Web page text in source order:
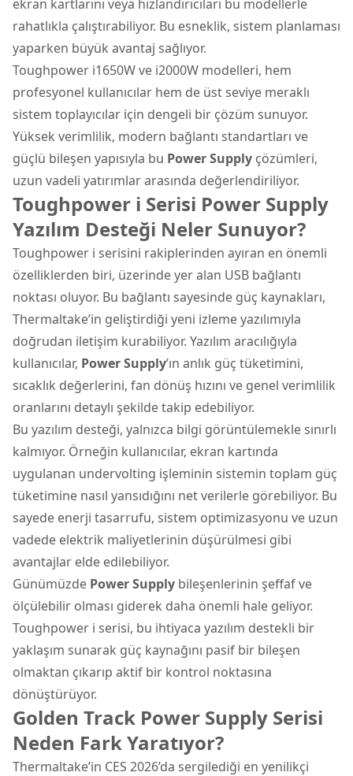
ekran kartlarını veya hızlandırıcıları bu modellerle
rahatlıkla çalıştırabiliyor. Bu esneklik, sistem planlaması
yaparken büyük avantaj sağlıyor.
Toughpower i1650W ve i2000W modelleri, hem
profesyonel kullanıcılar hem de üst seviye meraklı
sistem toplayıcılar için dengeli bir çözüm sunuyor.
Yüksek verimlilik, modern bağlantı standartları ve
güçlü bileşen yapısıyla bu Power Supply çözümleri,
uzun vadeli yatırımlar arasında değerlendiriliyor.
Toughpower i Serisi Power Supply
Yazılım Desteği Neler Sunuyor?
Toughpower i serisini rakiplerinden ayıran en önemli
özelliklerden biri, üzerinde yer alan USB bağlantı
noktası oluyor. Bu bağlantı sayesinde güç kaynakları,
Thermaltake’in geliştirdiği yeni izleme yazılımıyla
doğrudan iletişim kurabiliyor. Yazılım aracılığıyla
kullanıcılar, Power Supply’ın anlık güç tüketimini,
sıcaklık değerlerini, fan dönüş hızını ve genel verimlilik
oranlarını detaylı şekilde takip edebiliyor.
Bu yazılım desteği, yalnızca bilgi görüntülemekle sınırlı
kalmıyor. Örneğin kullanıcılar, ekran kartında
uygulanan undervolting işleminin sistemin toplam güç
tüketimine nasıl yansıdığını net verilerle görebiliyor. Bu
sayede enerji tasarrufu, sistem optimizasyonu ve uzun
vadede elektrik maliyetlerinin düşürülmesi gibi
avantajlar elde edilebiliyor.
Günümüzde Power Supply bileşenlerinin şeffaf ve
ölçülebilir olması giderek daha önemli hale geliyor.
Toughpower i serisi, bu ihtiyaca yazılım destekli bir
yaklaşım sunarak güç kaynağını pasif bir bileşen
olmaktan çıkarıp aktif bir kontrol noktasına
dönüştürüyor.
Golden Track Power Supply Serisi
Neden Fark Yaratıyor?
Thermaltake’in CES 2026’da sergilediği en yenilikçi